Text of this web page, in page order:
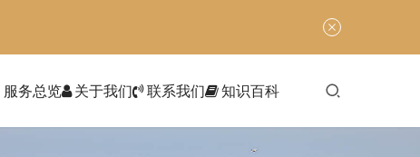
服务总览 关于我们 联系我们 知识百科